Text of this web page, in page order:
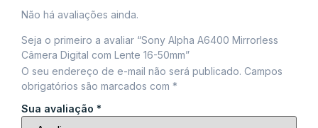
Não há avaliações ainda.
Seja o primeiro a avaliar “Sony Alpha A6400 Mirrorless
Câmera Digital com Lente 16-50mm”
O seu endereço de e-mail não será publicado. Campos
obrigatórios são marcados com *
Sua avaliação *